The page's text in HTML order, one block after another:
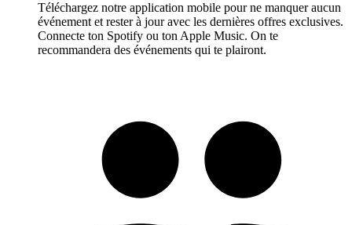
Téléchargez notre application mobile pour ne manquer aucun
événement et rester à jour avec les dernières offres exclusives.
Connecte ton Spotify ou ton Apple Music. On te
recommandera des événements qui te plairont.